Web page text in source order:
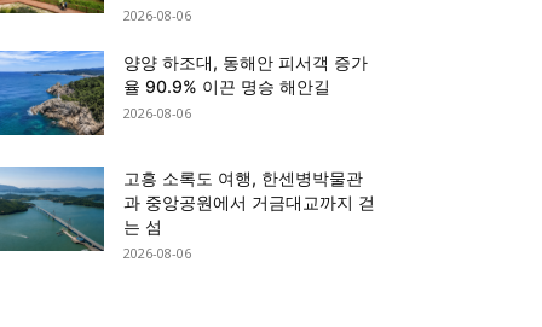
2026-08-06
양양 하조대, 동해안 피서객 증가
율 90.9% 이끈 명승 해안길
2026-08-06
고흥 소록도 여행, 한센병박물관
과 중앙공원에서 거금대교까지 걷
는 섬
2026-08-06